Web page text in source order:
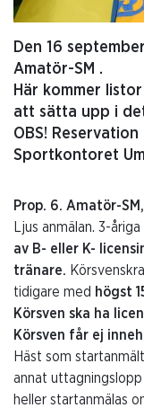
Den 16
Amatör-SM .
Här kommer
att sätta upp i
OBS!
Sportkontoret
Prop. 6. Amatör-
Ljus anmälan. 3-
av B- eller K-
tränare.
tidigare med högst
Körsven ska ha
Körsven får ej
Häst som
annat
heller startanmälas